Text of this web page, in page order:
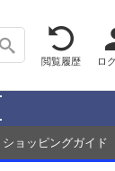
閲覧履歴 ロ
ショッピングガイド